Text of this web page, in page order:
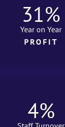
31%
Year on Year
PROFIT
4%